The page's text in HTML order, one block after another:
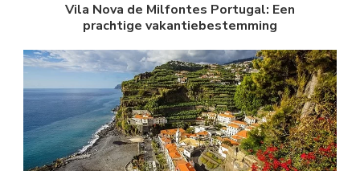
Vila Nova de Milfontes Portugal: Een
prachtige vakantiebestemming